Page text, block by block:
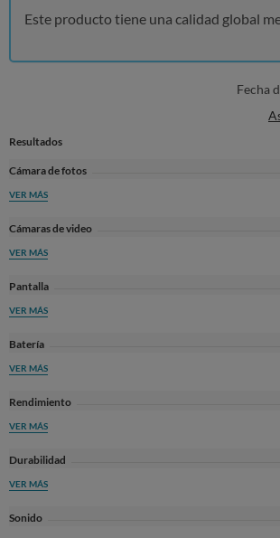
Este producto tiene una calidad global
Fecha
Resultados
Cámara de fotos
VER MÁS
Cámaras de video
VER MÁS
Pantalla
VER MÁS
Batería
VER MÁS
Rendimiento
VER MÁS
Durabilidad
VER MÁS
Sonido